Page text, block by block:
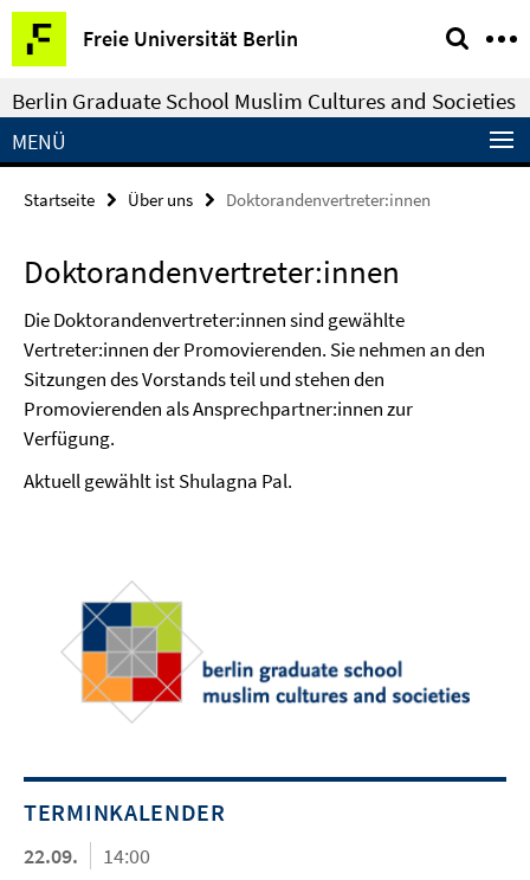
Springe
direkt
zu
Inhalt
Freie Universität Berlin
Service-
Navigation
Berlin Graduate School Muslim Cultures and Societies
MENÜ
Startseite Über uns Doktorandenvertreter:innen
Doktorandenvertreter:innen
Die Doktorandenvertreter:innen sind gewählte
Vertreter:innen der Promovierenden. Sie nehmen an den
Sitzungen des Vorstands teil und stehen den
Promovierenden als Ansprechpartner:innen zur
Verfügung.
Aktuell gewählt ist Shulagna Pal.
TERMINKALENDER
22.09.
14:00